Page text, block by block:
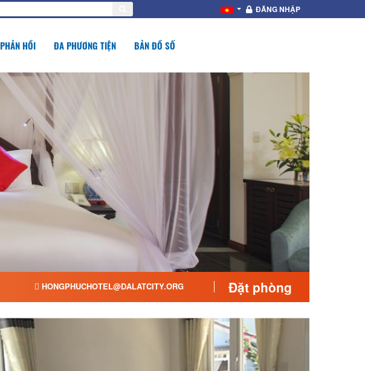
ĐĂNG NHẬP
PHẢN HỒI ĐA PHƯƠNG TIỆN BẢN ĐỒ SỐ
HONGPHUCHOTEL@DALATCITY.ORG Đặt phòng